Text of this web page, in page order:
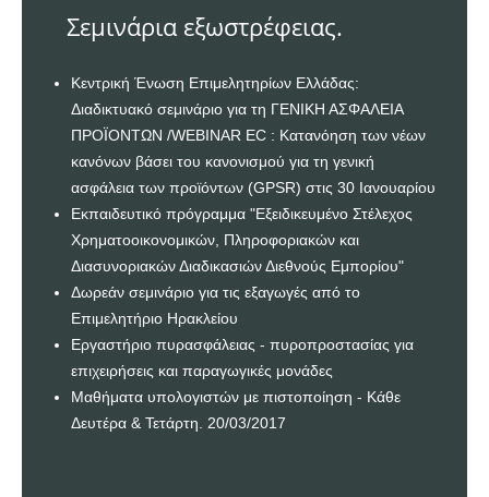
Σεμινάρια εξωστρέφειας.
Κεντρική Ένωση Επιμελητηρίων Ελλάδας:
Διαδικτυακό σεμινάριο για τη ΓΕΝΙΚΗ ΑΣΦΑΛΕΙΑ
ΠΡΟΪΟΝΤΩΝ /WEBINAR EC : Κατανόηση των νέων
κανόνων βάσει του κανονισμού για τη γενική
ασφάλεια των προϊόντων (GPSR) στις 30 Ιανουαρίου
Εκπαιδευτικό πρόγραμμα "Εξειδικευμένο Στέλεχος
Χρηματοοικονομικών, Πληροφοριακών και
Διασυνοριακών Διαδικασιών Διεθνούς Εμπορίου"
Δωρεάν σεμινάριο για τις εξαγωγές από το
Επιμελητήριο Ηρακλείου
Εργαστήριο πυρασφάλειας - πυροπροστασίας για
επιχειρήσεις και παραγωγικές μονάδες
Μαθήματα υπολογιστών με πιστοποίηση - Κάθε
Δευτέρα & Τετάρτη. 20/03/2017